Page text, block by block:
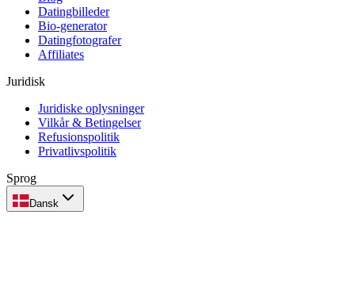
Datingbilleder
Bio-generator
Datingfotografer
Affiliates
Juridisk
Juridiske oplysninger
Vilkår & Betingelser
Refusionspolitik
Privatlivspolitik
Sprog
Dansk